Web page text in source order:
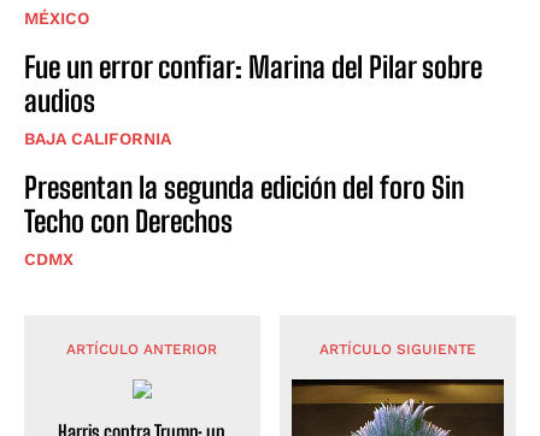
MÉXICO
Fue un error confiar: Marina del Pilar sobre
audios
BAJA CALIFORNIA
Presentan la segunda edición del foro Sin
Techo con Derechos
CDMX
ARTÍCULO ANTERIOR ARTÍCULO SIGUIENTE